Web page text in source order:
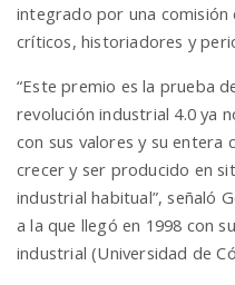
i
o
n
integrado por una
críticos, historiadores y
“Este premio es la prueba
revolución industrial 4.0 ya
con sus valores y su entera
crecer y ser producido en
industrial habitual”, señaló
a la que llegó en 1998 con
industrial (Universidad de